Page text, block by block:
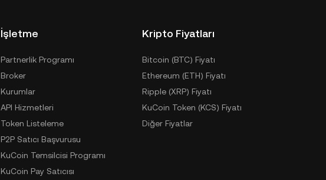
İşletme
Partnerlik Programı
Broker
Kurumlar
API Hizmetleri
Token Listeleme
P2P Satıcı Başvurusu
KuCoin Temsilcisi Programı
KuCoin Pay Satıcısı
Kripto Fiyatları
Bitcoin (BTC) Fiyatı
Ethereum (ETH) Fiyatı
Ripple (XRP) Fiyatı
KuCoin Token (KCS) Fiyatı
Diğer Fiyatlar